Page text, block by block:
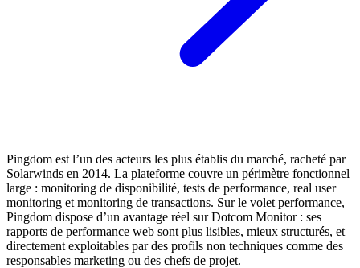
Pingdom est l’un des acteurs les plus établis du marché, racheté par
Solarwinds en 2014. La plateforme couvre un périmètre fonctionnel
large : monitoring de disponibilité, tests de performance, real user
monitoring et monitoring de transactions. Sur le volet performance,
Pingdom dispose d’un avantage réel sur Dotcom Monitor : ses
rapports de performance web sont plus lisibles, mieux structurés, et
directement exploitables par des profils non techniques comme des
responsables marketing ou des chefs de projet.